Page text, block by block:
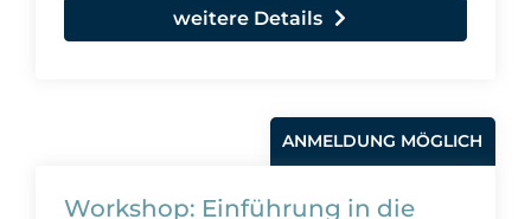
weitere Details
ANMELDUNG MÖGLICH
Workshop: Einführung in die